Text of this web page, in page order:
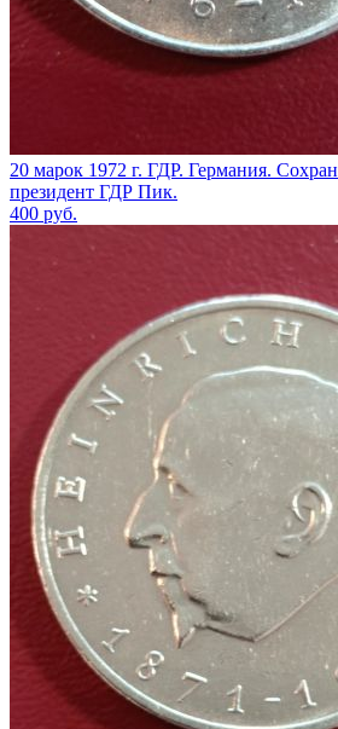
20 марок 1972 г. ГДР. Германия.
президент ГДР Пик.
400 руб.